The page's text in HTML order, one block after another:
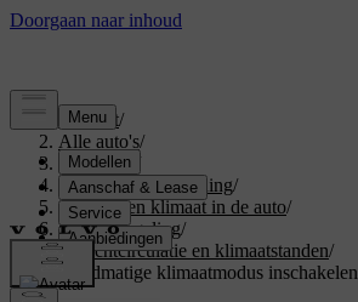
Support/
Alle auto's/
V60 2027
Gebruikershandleiding/
Comfort en klimaat in de auto/
Klimaatregeling/
Luchtcirculatie en klimaatstanden/
Handmatige klimaatmodus inschakelen